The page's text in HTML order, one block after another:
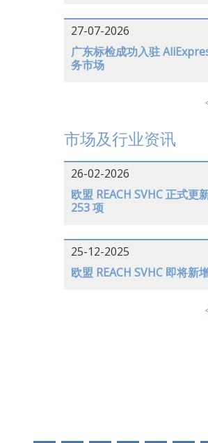
27-07-2026
广东标检成功入驻
务市场
市场及行业资讯
26-02-2026
欧盟 REACH SVHC 正式更
253 项
25-12-2025
欧盟 REACH SVHC 即将新